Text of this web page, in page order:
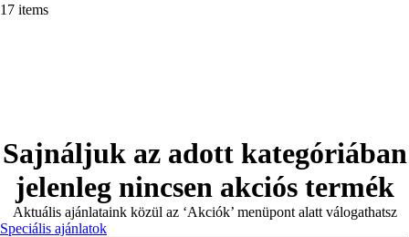
17 items
Sajnáljuk az adott kategóriában
jelenleg nincsen akciós termék
Aktuális ajánlataink közül az ‘Akciók’ menüpont alatt válogathatsz
Speciális ajánlatok